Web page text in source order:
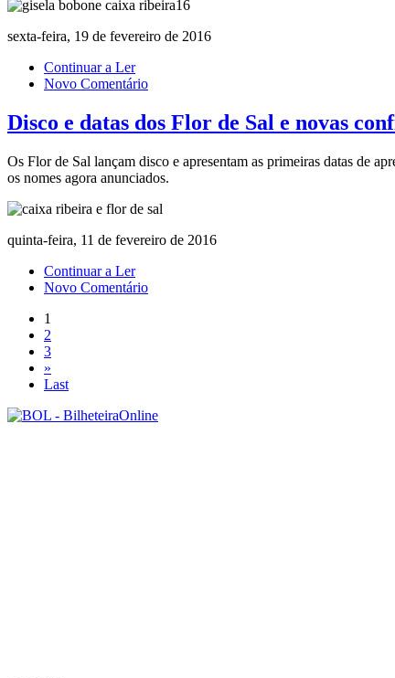
sexta-feira, 19 de fevereiro de 2016
Continuar a Ler
Novo Comentário
Disco e datas dos Flor de Sal e novas
Os Flor de Sal lançam disco e apresentam as primeiras datas de
os nomes agora anunciados.
quinta-feira, 11 de fevereiro de 2016
Continuar a Ler
Novo Comentário
1
2
3
»
Last